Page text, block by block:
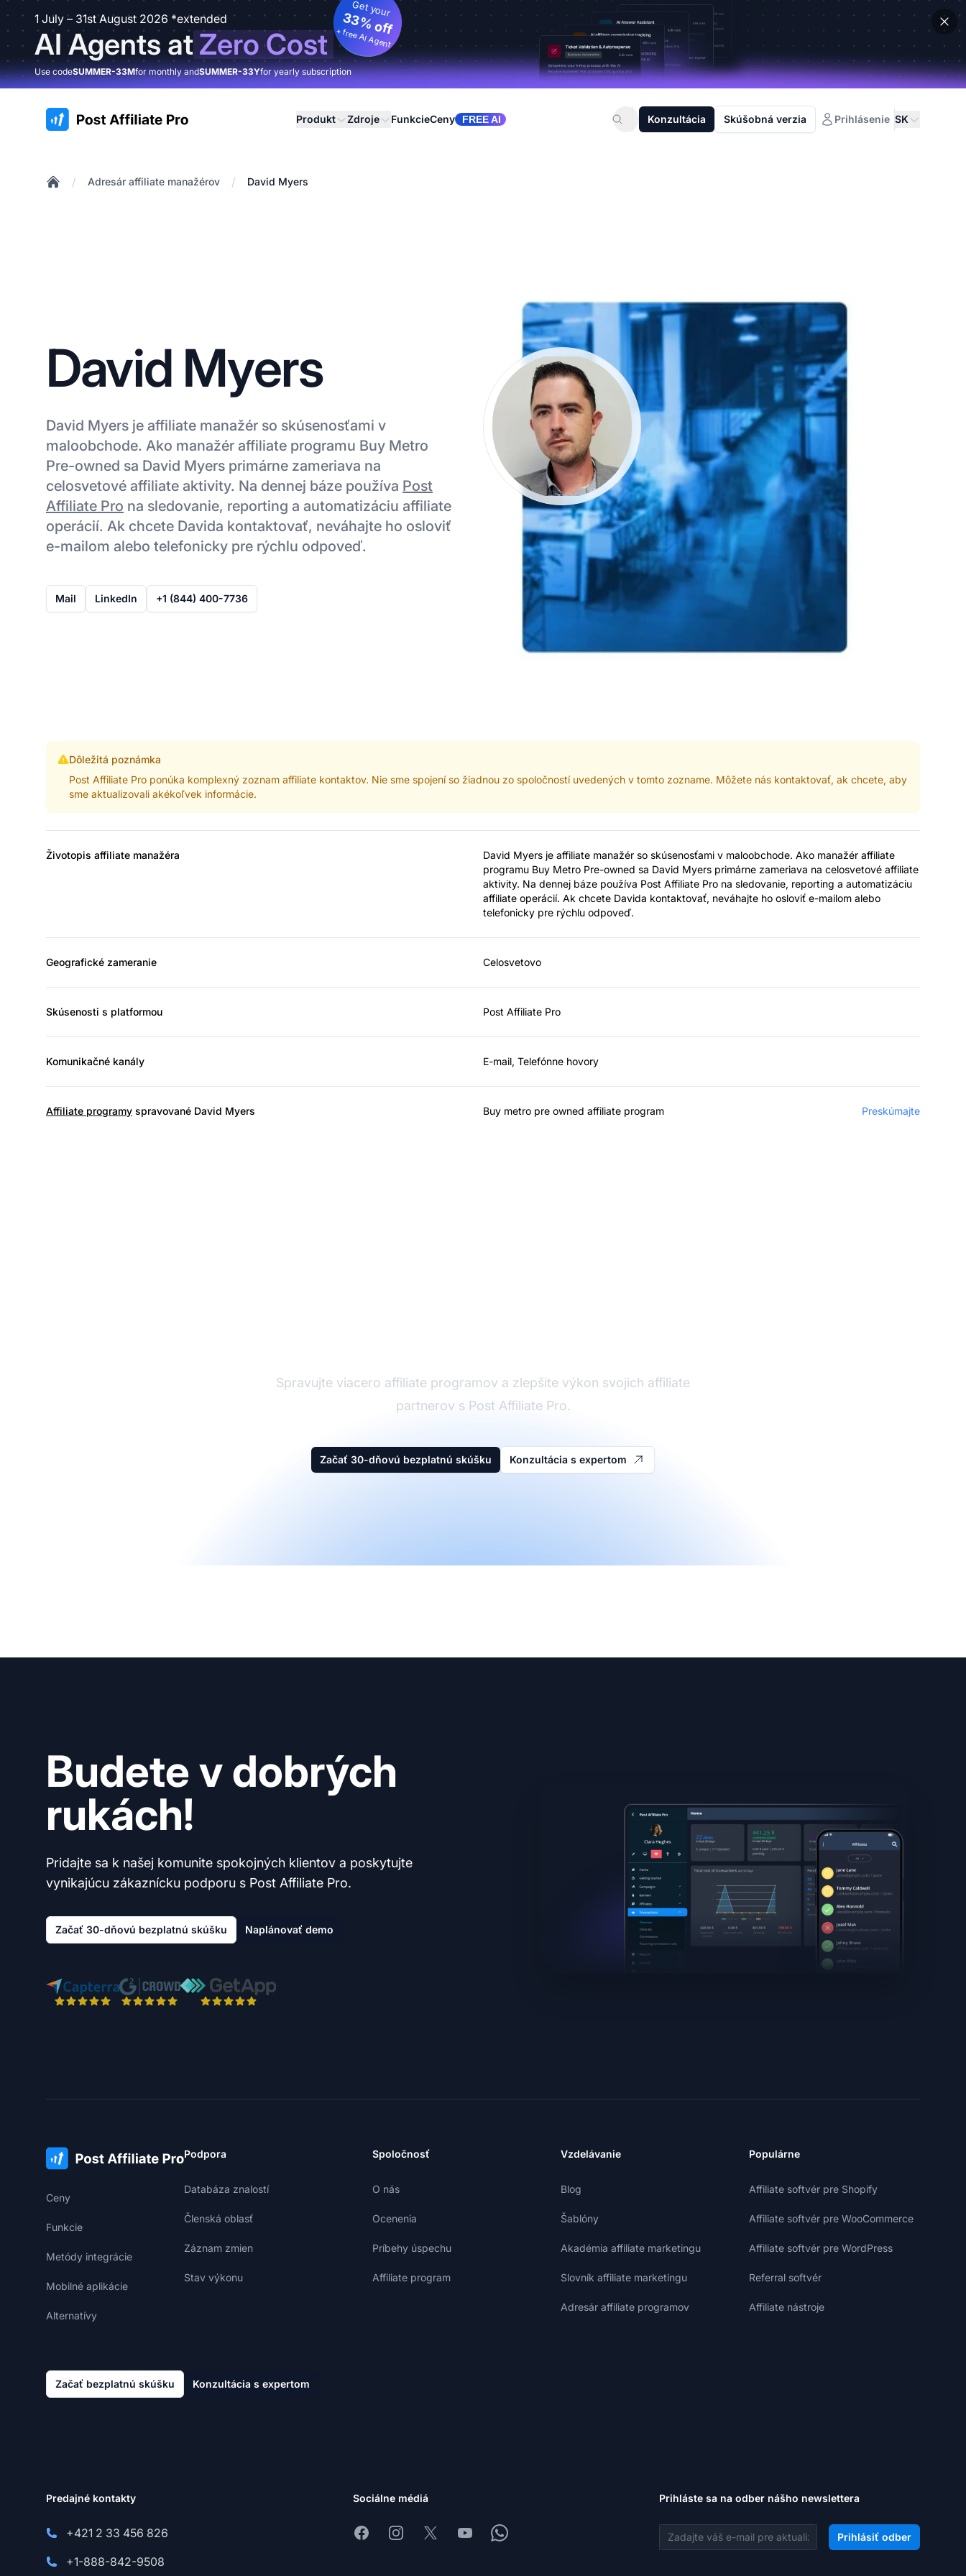
1 July – 31st August 2026 *extended
AI Agents atZero Cost
Get your
33% off
+ free AI Agent
Use codeSUMMER-33Mfor monthly andSUMMER-33Yfor yearly subscription
:site.title Produkt Zdroje FunkcieCeny FREE AI Konzultácia Skúšobná verzia Prihlásenie SK
/ Adresár affiliate manažérov / David Myers
David Myers
David Myers je affiliate manažér so skúsenosťami v
maloobchode. Ako manažér affiliate programu Buy Metro
Pre-owned sa David Myers primárne zameriava na
celosvetové affiliate aktivity. Na dennej báze používa Post
Affiliate Pro na sledovanie, reporting a automatizáciu affiliate
operácií. Ak chcete Davida kontaktovať, neváhajte ho osloviť
e-mailom alebo telefonicky pre rýchlu odpoveď.
Mail LinkedIn +1 (844) 400-7736
Dôležitá poznámka
Post Affiliate Pro ponúka komplexný zoznam affiliate kontaktov. Nie sme spojení so žiadnou zo spoločností uvedených v tomto zozname. Môžete nás kontaktovať, ak chcete, aby
sme aktualizovali akékoľvek informácie.
Životopis affiliate manažéra
David Myers je affiliate manažér so skúsenosťami v maloobchode. Ako manažér affiliate
programu Buy Metro Pre-owned sa David Myers primárne zameriava na celosvetové affiliate
aktivity. Na dennej báze používa Post Affiliate Pro na sledovanie, reporting a automatizáciu
affiliate operácií. Ak chcete Davida kontaktovať, neváhajte ho osloviť e-mailom alebo
telefonicky pre rýchlu odpoveď.
Geografické zameranie Celosvetovo
Skúsenosti s platformou Post Affiliate Pro
Komunikačné kanály E-mail, Telefónne hovory
Affiliate programy spravované David Myers Buy metro pre owned affiliate program Preskúmajte
Spravujte viacero affiliate programov a zlepšite výkon svojich affiliate
partnerov s Post Affiliate Pro.
Začať 30-dňovú bezplatnú skúšku Konzultácia s expertom
Budete v dobrých
rukách!
Pridajte sa k našej komunite spokojných klientov a poskytujte
vynikajúcu zákaznícku podporu s Post Affiliate Pro.
Začať 30-dňovú bezplatnú skúšku Naplánovať demo
Ceny
Funkcie
Metódy integrácie
Mobilné aplikácie
Alternatívy
Podpora
Databáza znalostí
Členská oblasť
Záznam zmien
Stav výkonu
Spoločnosť
O nás
Ocenenia
Príbehy úspechu
Affiliate program
Vzdelávanie
Blog
Šablóny
Akadémia affiliate marketingu
Slovník affiliate marketingu
Adresár affiliate programov
Populárne
Affiliate softvér pre Shopify
Affiliate softvér pre WooCommerce
Affiliate softvér pre WordPress
Referral softvér
Affiliate nástroje
Začať bezplatnú skúšku Konzultácia s expertom
Predajné kontakty
+421 2 33 456 826
+1-888-842-9508
Sociálne médiá
FacebookInstagram
X YoutubeWhatsapp
Prihláste sa na odber nášho newslettera
E-mailová adresa Prihlásiť odber